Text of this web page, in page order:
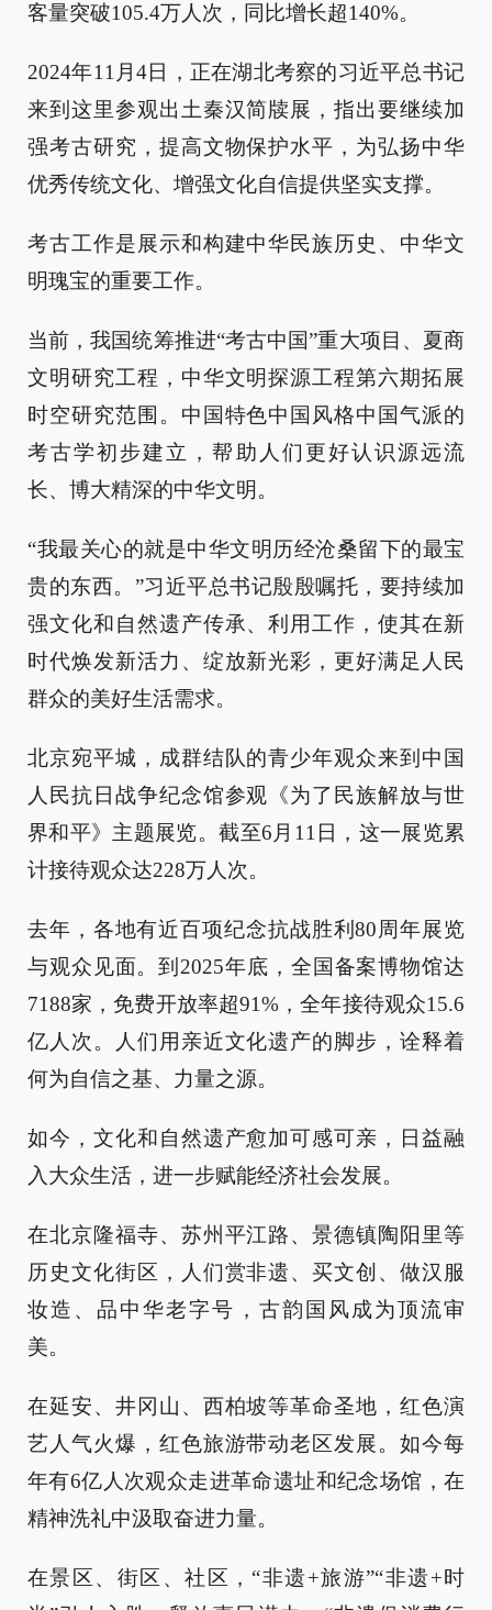
客量突破105.4万人次，同比增长超140%。
2024年11月4日，正在湖北考察的习近平总书记
来到这里参观出土秦汉简牍展，指出要继续加
强考古研究，提高文物保护水平，为弘扬中华
优秀传统文化、增强文化自信提供坚实支撑。
考古工作是展示和构建中华民族历史、中华文
明瑰宝的重要工作。
当前，我国统筹推进“考古中国”重大项目、夏商
文明研究工程，中华文明探源工程第六期拓展
时空研究范围。中国特色中国风格中国气派的
考古学初步建立，帮助人们更好认识源远流
长、博大精深的中华文明。
“我最关心的就是中华文明历经沧桑留下的最宝
贵的东西。”习近平总书记殷殷嘱托，要持续加
强文化和自然遗产传承、利用工作，使其在新
时代焕发新活力、绽放新光彩，更好满足人民
群众的美好生活需求。
北京宛平城，成群结队的青少年观众来到中国
人民抗日战争纪念馆参观《为了民族解放与世
界和平》主题展览。截至6月11日，这一展览累
计接待观众达228万人次。
去年，各地有近百项纪念抗战胜利80周年展览
与观众见面。到2025年底，全国备案博物馆达
7188家，免费开放率超91%，全年接待观众15.6
亿人次。人们用亲近文化遗产的脚步，诠释着
何为自信之基、力量之源。
如今，文化和自然遗产愈加可感可亲，日益融
入大众生活，进一步赋能经济社会发展。
在北京隆福寺、苏州平江路、景德镇陶阳里等
历史文化街区，人们赏非遗、买文创、做汉服
妆造、品中华老字号，古韵国风成为顶流审
美。
在延安、井冈山、西柏坡等革命圣地，红色演
艺人气火爆，红色旅游带动老区发展。如今每
年有6亿人次观众走进革命遗址和纪念场馆，在
精神洗礼中汲取奋进力量。
在景区、街区、社区，“非遗+旅游”“非遗+时